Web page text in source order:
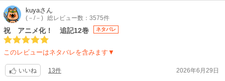
OLM
スタッフ情報】
原作:アマラ / キャラクター原案:大熊まい / 漫画:佐々木泉(宝島社刊)
監督:オ ジング
シリーズ構成:広田光毅 / キャラクターデザイン:西野理惠、倉員千晶 / サブ
キャラクターデザイン:黒澤浩美 / プロップデザイン:張力文 / 美術設定:伊
良波理沙 / 美術監督:薛平 / 色彩設計:小島真喜子 / CGディレクター:中島知
奈絵 / 撮影監督:高橋賢司 / 編集:渡辺直樹 / 音楽:小畑貴裕 / 音響監督:小沼
kuyaさん
(－/－) 総レビュー数：3575件
祝 アニメ化！ 追記12巻 ネタバレ
このレビューはネタバレを含みます▼
いいね 13件 2026年6月29日